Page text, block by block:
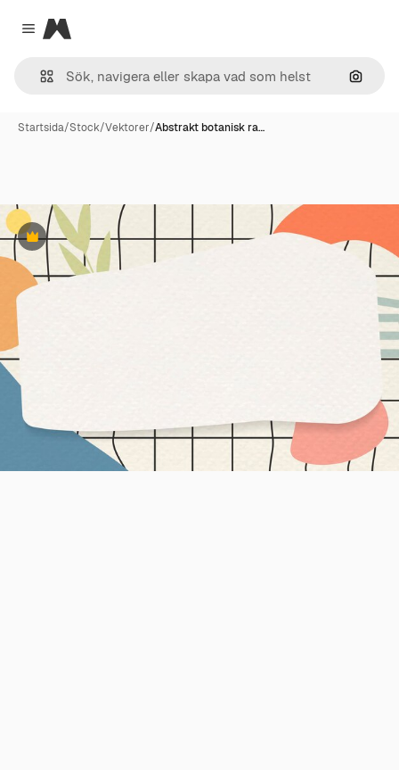
Close menu
Magnific
Sök
Startsida/Stock/Vektorer/Abstrakt botanisk ra…
Premie